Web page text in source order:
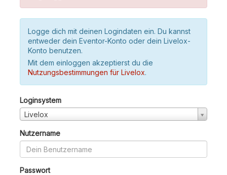
Logge dich mit deinen Logindaten ein. Du kannst
entweder dein Eventor-Konto oder dein Livelox-
Konto benutzen.
Mit dem einloggen akzeptierst du die
Nutzungsbestimmungen für Livelox.
Loginsystem
Livelox
Nutzername
Passwort